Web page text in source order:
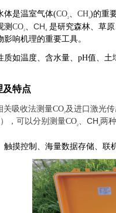
体是温室气体(CO2 CH4)的重
测CO2 CH4 是研究森林、草
响机理的重要工具。
如温度、含水量、 pH值、土
及特点
关吸收法测量CO2及进口激光
） ， 可以分别测量CO2、 CH4两
摸控制、海量数据存储、联